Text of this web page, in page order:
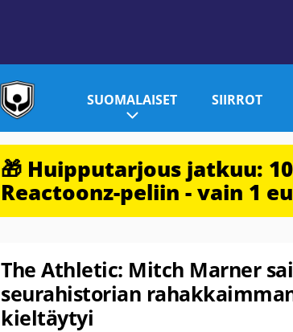
SUOMALAISET SIIRROT
🎁 Huipputarjous jatkuu:
Reactoonz-peliin - vain 1
The Athletic: Mitch Marner
seurahistorian
kieltäytyi